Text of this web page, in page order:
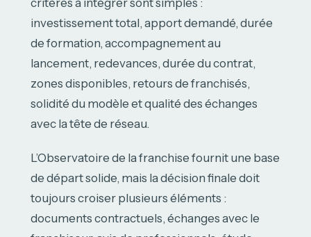
critères à intégrer sont simples :
investissement total, apport demandé, durée
de formation, accompagnement au
lancement, redevances, durée du contrat,
zones disponibles, retours de franchisés,
solidité du modèle et qualité des échanges
avec la tête de réseau.
L’Observatoire de la franchise fournit une base
de départ solide, mais la décision finale doit
toujours croiser plusieurs éléments :
documents contractuels, échanges avec le